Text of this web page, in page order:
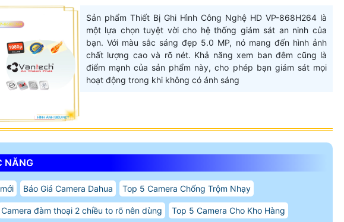
Sản phẩm Thiết Bị Ghi Hình Công Nghệ HD VP-868H264 là
một lựa chọn tuyệt vời cho hệ thống giám sát an ninh của
bạn. Với màu sắc sáng đẹp 5.0 MP, nó mang đến hình ảnh
chất lượng cao và rõ nét. Khả năng xem ban đêm cũng là
điểm mạnh của sản phẩm này, cho phép bạn giám sát mọi
hoạt động trong khi không có ánh sáng
NĂNG
Báo Giá Camera Dahua Top 5 Camera Chống Trộm Nhạy
Camera đàm thoại 2 chiều to rõ nên dùng Top 5 Camera Cho Kho Hàng